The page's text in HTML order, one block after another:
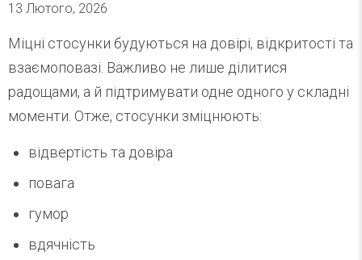
13 Лютого, 2026
Міцні стосунки будуються на довірі, відкритості та
взаємоповазі. Важливо не лише ділитися
радощами, а й підтримувати одне одного у складні
моменти. Отже, стосунки зміцнюють:
відвертість та довіра
повага
гумор
вдячність